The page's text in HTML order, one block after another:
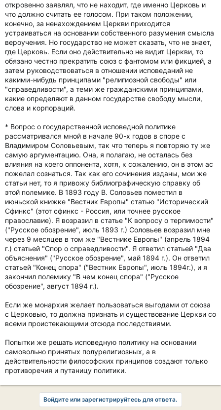
откровенно заявлял, что не находит, где именно Церковь и
что должно считать ее голосом. При таком положении,
конечно, за ненахождением Церкви приходится
устраиваться на основании собственного разумения смысла
вероучения. Но государство не может сказать, что не знает,
где Церковь. Если оно действительно не видит Церкви, то
обязано честно прекратить союз с фантомом или фикцией, а
затем руководствоваться в отношении исповеданий не
какими-нибудь принципами "религиозной свободы" или
"справедливости", а теми же гражданскими принципами,
какие определяют в данном государстве свободу мысли,
слова и корпораций.
* Вопрос о государственной исповедной политике
рассматривался мной в начале 90-х годов в споре с
Владимиром Соловьевым, так что теперь я повторяю ту же
самую аргументацию. Она, я полагаю, не осталась без
влияния на коего оппонента, хотя, к сожалению, он в этом ас
пожелал сознаться. Так как его сочинения изданы, мои же
статьи нет, то я привожу библиографическую справку об
этой полемике. В 1893 году В. Соловьев поместил в
июньской книжке "Вестник Европы" статью "Исторический
Сфинкс" (этот сфинкс - Россия, или точнее русское
православие). Я возразил в статье "К вопросу о терпимости"
("Русское обозрение", июль 1893 г.) Соловьев возразил мне
через 9 месяцев в том же "Вестнике Европы" (апрель 1894
г.) статьей "Спор о справедливости". Я ответил статьей "Два
объяснения" ("Русское обозрение", май 1894 г.). Он ответил
статьей "Конец спора" ("Вестник Европы", июль 1894г.), и я
закончил полемику "В чем конец спора" ("Русское
обозрение", август 1894 г.).
Если же монархия желает пользоваться выгодами от союза
с Церковью, то должна признать и существование Церкви со
всеми проистекающими отсюда последствиями.
Попытки же решать исповедную политику на основании
самовольно принятых полурелигиозных, а в
действительности философских принципов создают только
противоречия и путаницу политики.
Войдите или зарегистрируйтесь для ответа.